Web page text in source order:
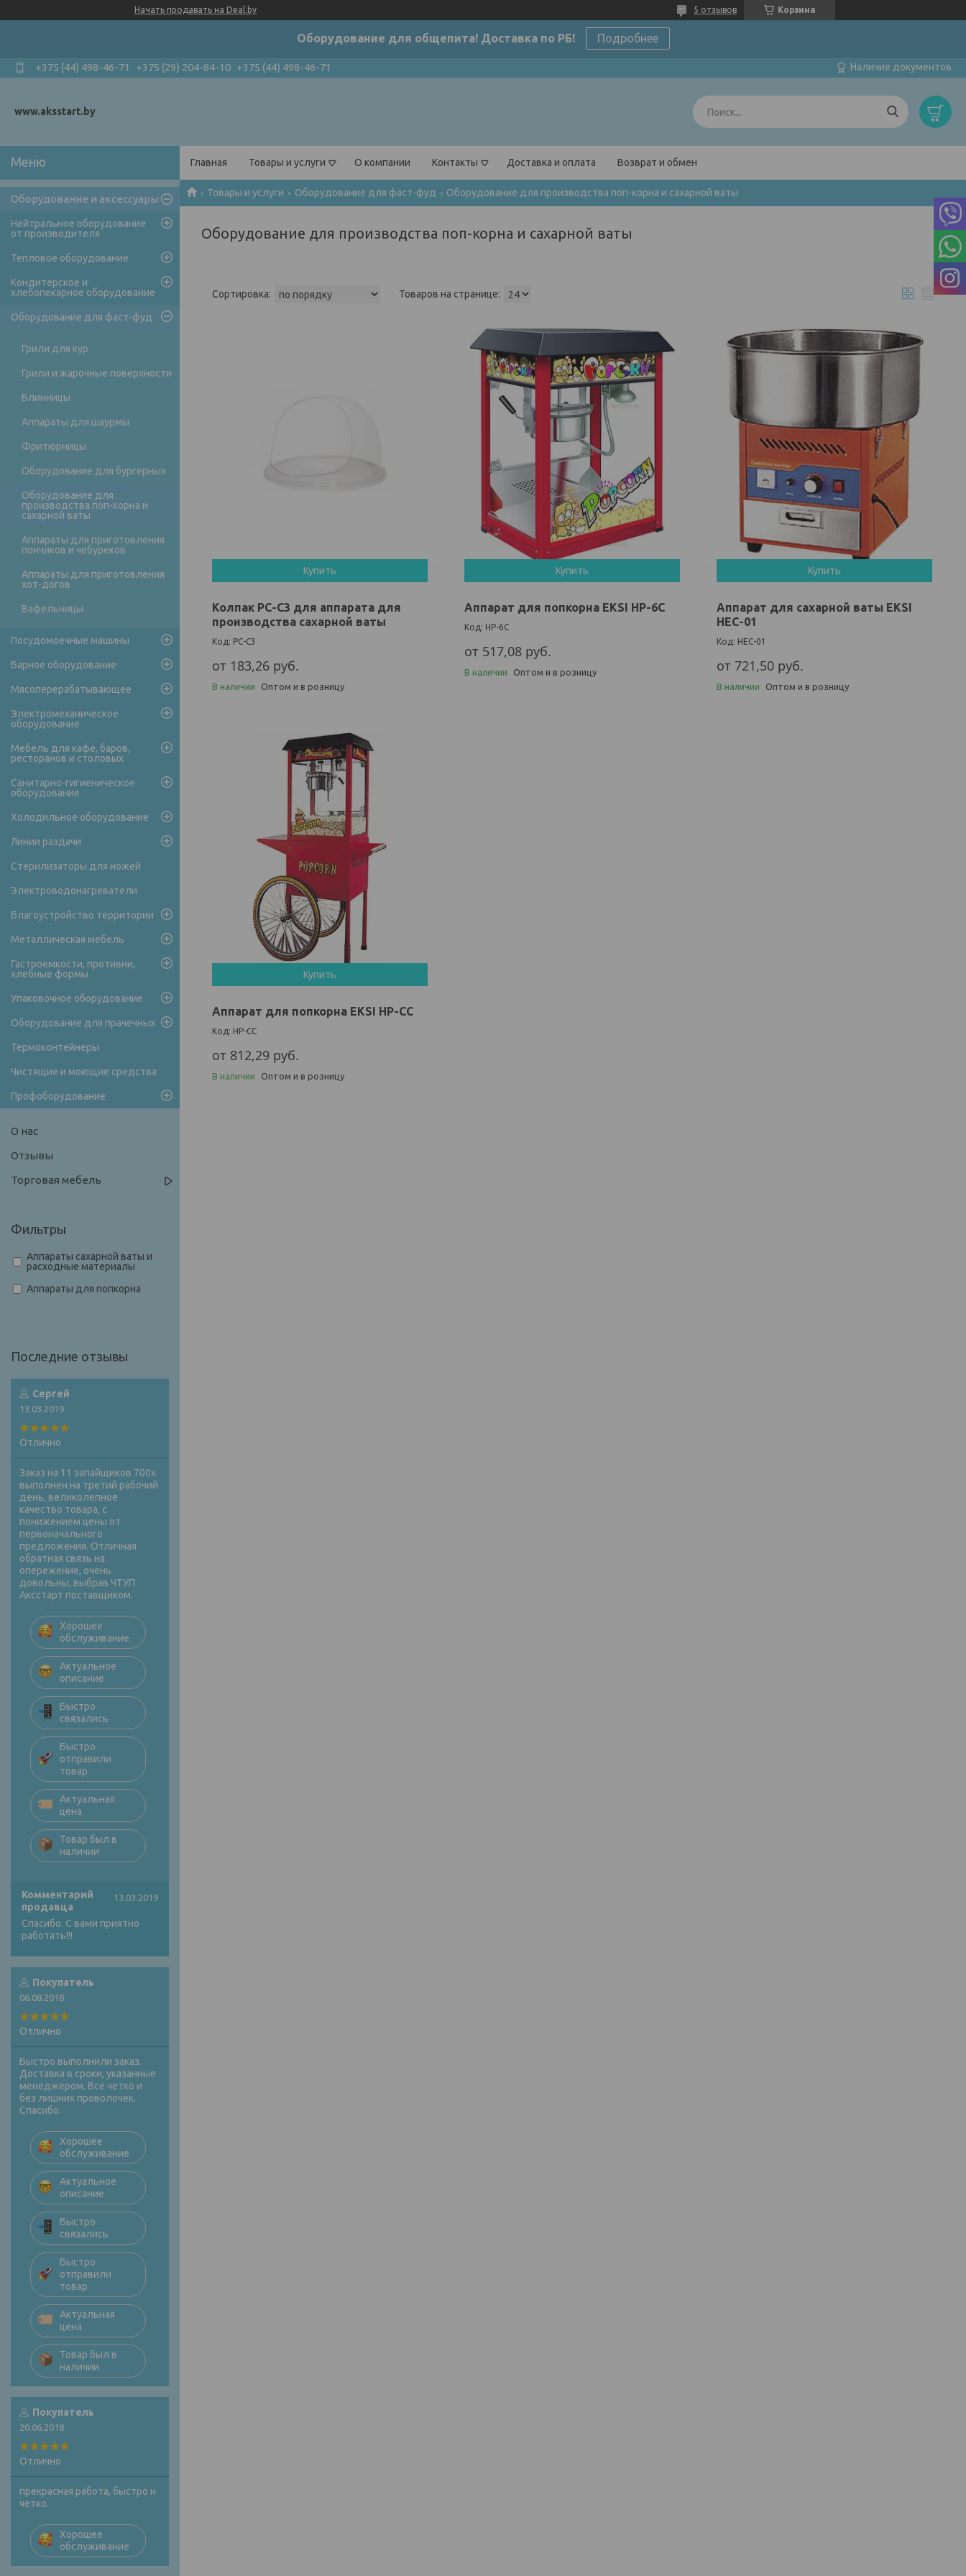
Начать продавать на Deal.by Корзина
5 отзывов
Оборудование для общепита! Доставка по РБ! Подробнее
+375 (44) 498-46-71 +375 (29) 204-84-10 +375 (44) 498-46-71 Наличие документов
www.aksstart.by
Главная Товары и услуги О компании Контакты Доставка и оплата Возврат и обмен
Товары и услуги Оборудование для фаст-фуд Оборудование для производства поп-корна и сахарной ваты
Оборудование для производства поп-корна и сахарной ваты
Купить
Колпак PC-C3 для аппарата для
производства сахарной ваты
PC-C3
от 183,26 руб.
В наличии Оптом и в розницу
Купить
Аппарат для попкорна EKSI HP-6C
HP-6C
от 517,08 руб.
В наличии Оптом и в розницу
Купить
Аппарат для сахарной ваты EKSI
HEC-01
HEC-01
от 721,50 руб.
В наличии Оптом и в розницу
Купить
Аппарат для попкорна EKSI HP-CC
HP-CC
от 812,29 руб.
В наличии Оптом и в розницу
Оборудование и аксессуары
Нейтральное оборудование
от производителя
Тепловое оборудование
Кондитерское и
хлебопекарное оборудование
Оборудование для фаст-фуд
Грили для кур
Грили и жарочные поверхности
Блинницы
Аппараты для шаурмы
Фритюрницы
Оборудование для бургерных
Оборудование для
производства поп-корна и
сахарной ваты
Аппараты для приготовления
пончиков и чебуреков
Аппараты для приготовления
хот-догов
Вафельницы
Посудомоечные машины
Барное оборудование
Мясоперерабатывающее
Электромеханическое
оборудование
Мебель для кафе, баров,
ресторанов и столовых
Санитарно-гигиеническое
оборудование
Холодильное оборудование
Линии раздачи
Стерилизаторы для ножей
Электроводонагреватели
Благоустройство территории
Металлическая мебель
Гастроемкости, противни,
хлебные формы
Упаковочное оборудование
Оборудование для прачечных
Термоконтейнеры
Чистящие и моющие средства
Профоборудование
О нас
Отзывы
Торговая мебель
Фильтры
Аппараты сахарной ваты и
расходные материалы
Аппараты для попкорна
Сергей
13.03.2019
Отлично
Заказ на 11 запайщиков 700х
выполнен на третий рабочий
день, великолепное
качество товара, с
понижением цены от
первоначального
предложения. Отличная
обратная связь на
опережение, очень
довольны, выбрав ЧТУП
Аксстарт поставщиком.
Хорошее
обслуживание
Актуальное
описание
Быстро
связались
Быстро
отправили
товар
Актуальная
цена
Товар был в
наличии
Комментарий
продавца
13.03.2019
Спасибо. С вами приятно
работать!!!
Покупатель
06.08.2018
Отлично
Быстро выполнили заказ.
Доставка в сроки, указанные
менеджером. Все четко и
без лишних проволочек.
Спасибо.
Хорошее
обслуживание
Актуальное
описание
Быстро
связались
Быстро
отправили
товар
Актуальная
цена
Товар был в
наличии
Покупатель
20.06.2018
Отлично
прекрасная работа, быстро и
четко.
Хорошее
обслуживание